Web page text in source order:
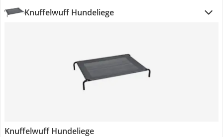
Knuffelwuff Hundeliege
Knuffelwuff Hundeliege